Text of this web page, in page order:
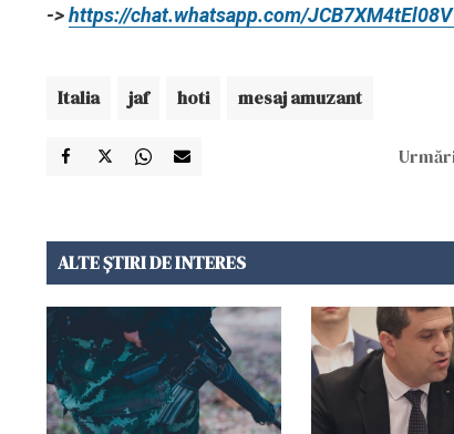
->https://chat.whatsapp.com/
Italia jaf hoti mesaj amuzant
ALTE ȘTIRI DE INTERES